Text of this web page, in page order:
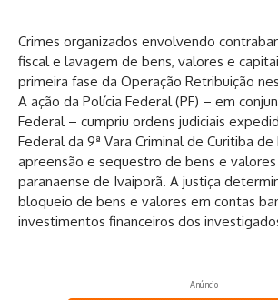
Crimes organizados envolvendo
fiscal e lavagem de bens, valores e
primeira fase da Operação Retribuição
A ação da Polícia Federal (PF) – em
Federal – cumpriu ordens judiciais
Federal da 9ª Vara Criminal de Curitiba de
apreensão e sequestro de bens e valores
paranaense de Ivaiporã. A justiça
bloqueio de bens e valores em contas
investimentos financeiros dos
- Anúncio -